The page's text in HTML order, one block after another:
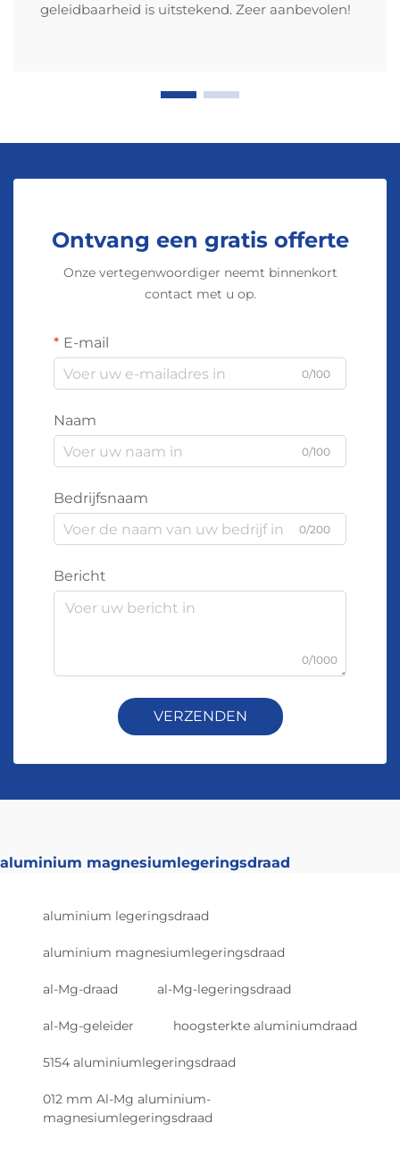
geleidbaarheid is uitstekend. Zeer aanbevolen!
Ontvang een gratis offerte
Onze vertegenwoordiger neemt binnenkort
contact met u op.
E-mail
0/100
Naam
0/100
Bedrijfsnaam
0/200
Bericht
0/1000
VERZENDEN
aluminium magnesiumlegeringsdraad
aluminium legeringsdraad
aluminium magnesiumlegeringsdraad
al-Mg-draad al-Mg-legeringsdraad
al-Mg-geleider hoogsterkte aluminiumdraad
5154 aluminiumlegeringsdraad
012 mm Al-Mg aluminium-
magnesiumlegeringsdraad